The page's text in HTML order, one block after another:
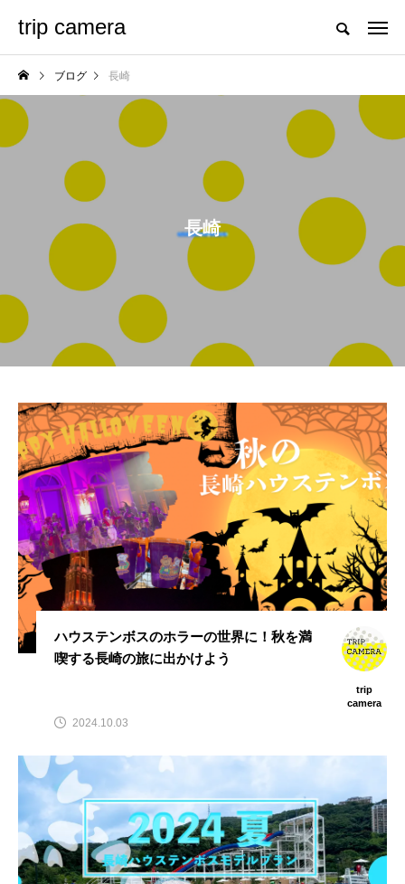
trip camera
ブログ 長崎
長崎
ハウステンボスのホラーの世界に！秋を満
喫する長崎の旅に出かけよう
trip
camera
2024.10.03